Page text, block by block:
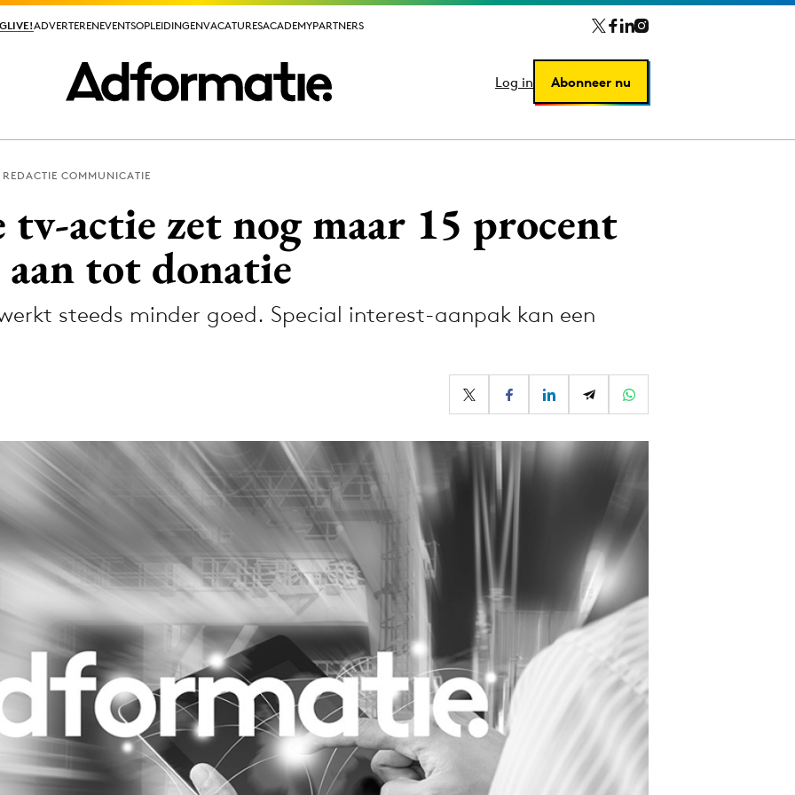
ADVERTERENEVENTSOPLEIDINGENVACATURESACADEMYPARTNERS
Log in Abonneer nu
ADVERTERENEVENTSOPLEIDINGENVACATURESACADEMYPARTNERS
Log in Abonneer nu
Media
Reputatie & crisis
REDACTIE COMMUNICATIE
tv-actie zet nog maar 15 procent
tot donatie
steeds minder goed. Special interest-aanpak kan een